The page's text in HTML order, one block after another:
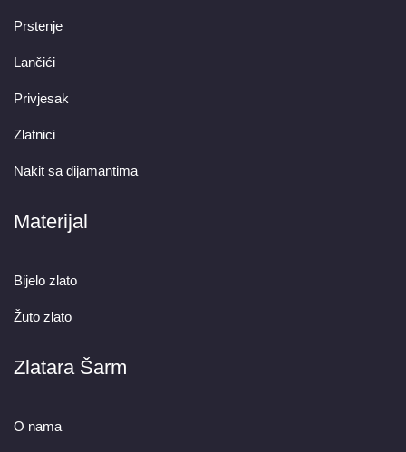
Prstenje
Lančići
Privjesak
Zlatnici
Nakit sa dijamantima
Materijal
Bijelo zlato
Žuto zlato
Zlatara Šarm
O nama